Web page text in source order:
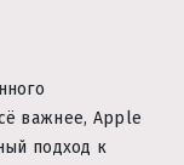
важнее, Apple
подход к